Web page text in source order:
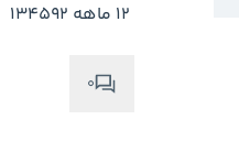
12 ماهه 134592   میلیارد ریال شده است
0